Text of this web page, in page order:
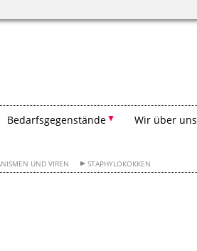
Bedarfsgegenstände Wir über uns
UND VIREN STAPHYLOKOKKEN